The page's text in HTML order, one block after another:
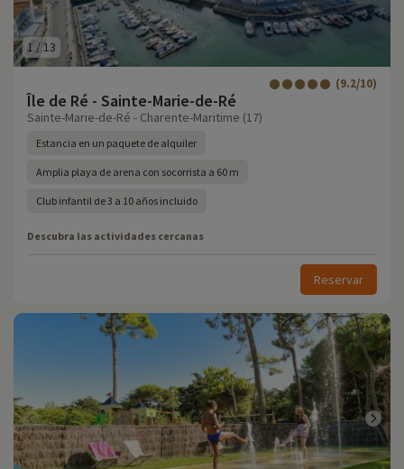
1 /13
Île de Ré - Sainte-Marie-de-Ré
(9.2/10)
Sainte-Marie-de-Ré - Charente-Maritime (17)
Estancia en un paquete de alquiler
Amplia playa de arena con socorrista a 60 m
Club infantil de 3 a 10 años incluido
Descubra las actividades cercanas
Reservar